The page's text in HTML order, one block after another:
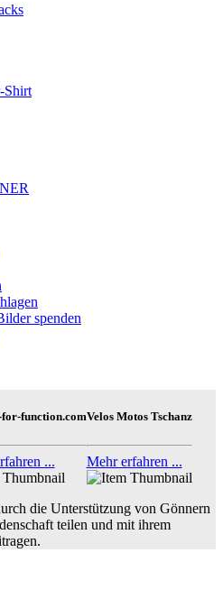
Shirt
spenden
function.com
...
Velos Motos Tschanz
Mehr erfahren ...
die Unterstützung von Gönnern
teilen und mit ihrem